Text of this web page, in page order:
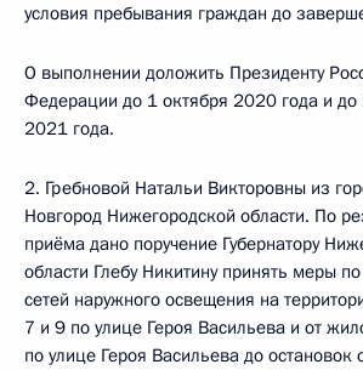
условия пребывания граждан до
О выполнении доложить Президенту
Федерации до 1 октября 2020 года и до
2021 года.
2. Гребновой Натальи Викторовны из
Новгород Нижегородской области. По
приёма дано поручение Губернатору
области Глебу Никитину принять меры по
сетей наружного освещения на
7 и 9 по улице Героя Васильева и от
по улице Героя Васильева до остановок